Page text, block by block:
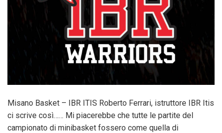
Misano Basket – IBR ITIS Roberto Ferrari, istruttore IBR Itis
ci scrive così…… Mi piacerebbe che tutte le partite del
campionato di minibasket fossero come quella di